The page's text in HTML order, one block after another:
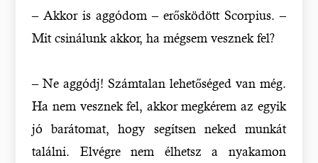
– Akkor is aggódom – erősködött Scorpius. –
Mit csinálunk akkor, ha mégsem vesznek fel?
– Ne aggódj! Számtalan lehetőséged van még.
Ha nem vesznek fel, akkor megkérem az egyik
jó barátomat, hogy segítsen neked munkát
találni. Elvégre nem élhetsz a nyakamon